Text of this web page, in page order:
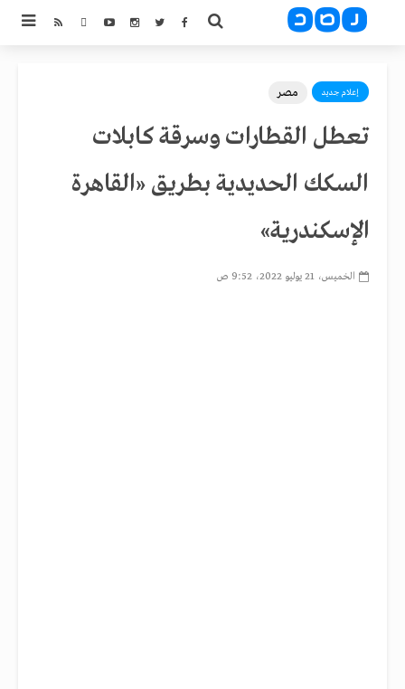
إعلام جديد مصر
تعطل القطارات وسرقة كابلات
السكك الحديدية بطريق «القاهرة
الإسكندرية»
الخميس، 21 يوليو 2022، 9:52 ص